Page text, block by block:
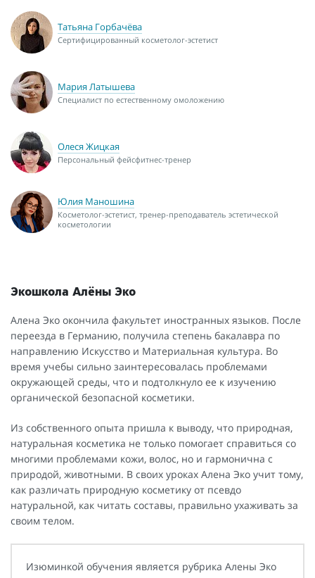
Татьяна Горбачёва
Сертифицированный косметолог-эстетист
Мария Латышева
Специалист по естественному омоложению
Олеся Жицкая
Персональный фейсфитнес-тренер
Юлия Маношина
Косметолог-эстетист, тренер-преподаватель эстетической
косметологии
Экошкола Алёны Эко
Алена Эко окончила факультет иностранных языков. После
переезда в Германию, получила степень бакалавра по
направлению Искусство и Материальная культура. Во
время учебы сильно заинтересовалась проблемами
окружающей среды, что и подтолкнуло ее к изучению
органической безопасной косметики.
Из собственного опыта пришла к выводу, что природная,
натуральная косметика не только помогает справиться со
многими проблемами кожи, волос, но и гармонична с
природой, животными. В своих уроках Алена Эко учит тому,
как различать природную косметику от псевдо
натуральной, как читать составы, правильно ухаживать за
своим телом.
Изюминкой обучения является рубрика Алены Эко